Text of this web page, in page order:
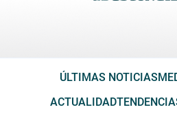
ÚLTIMAS NOTICIAS
ACTUALIDAD